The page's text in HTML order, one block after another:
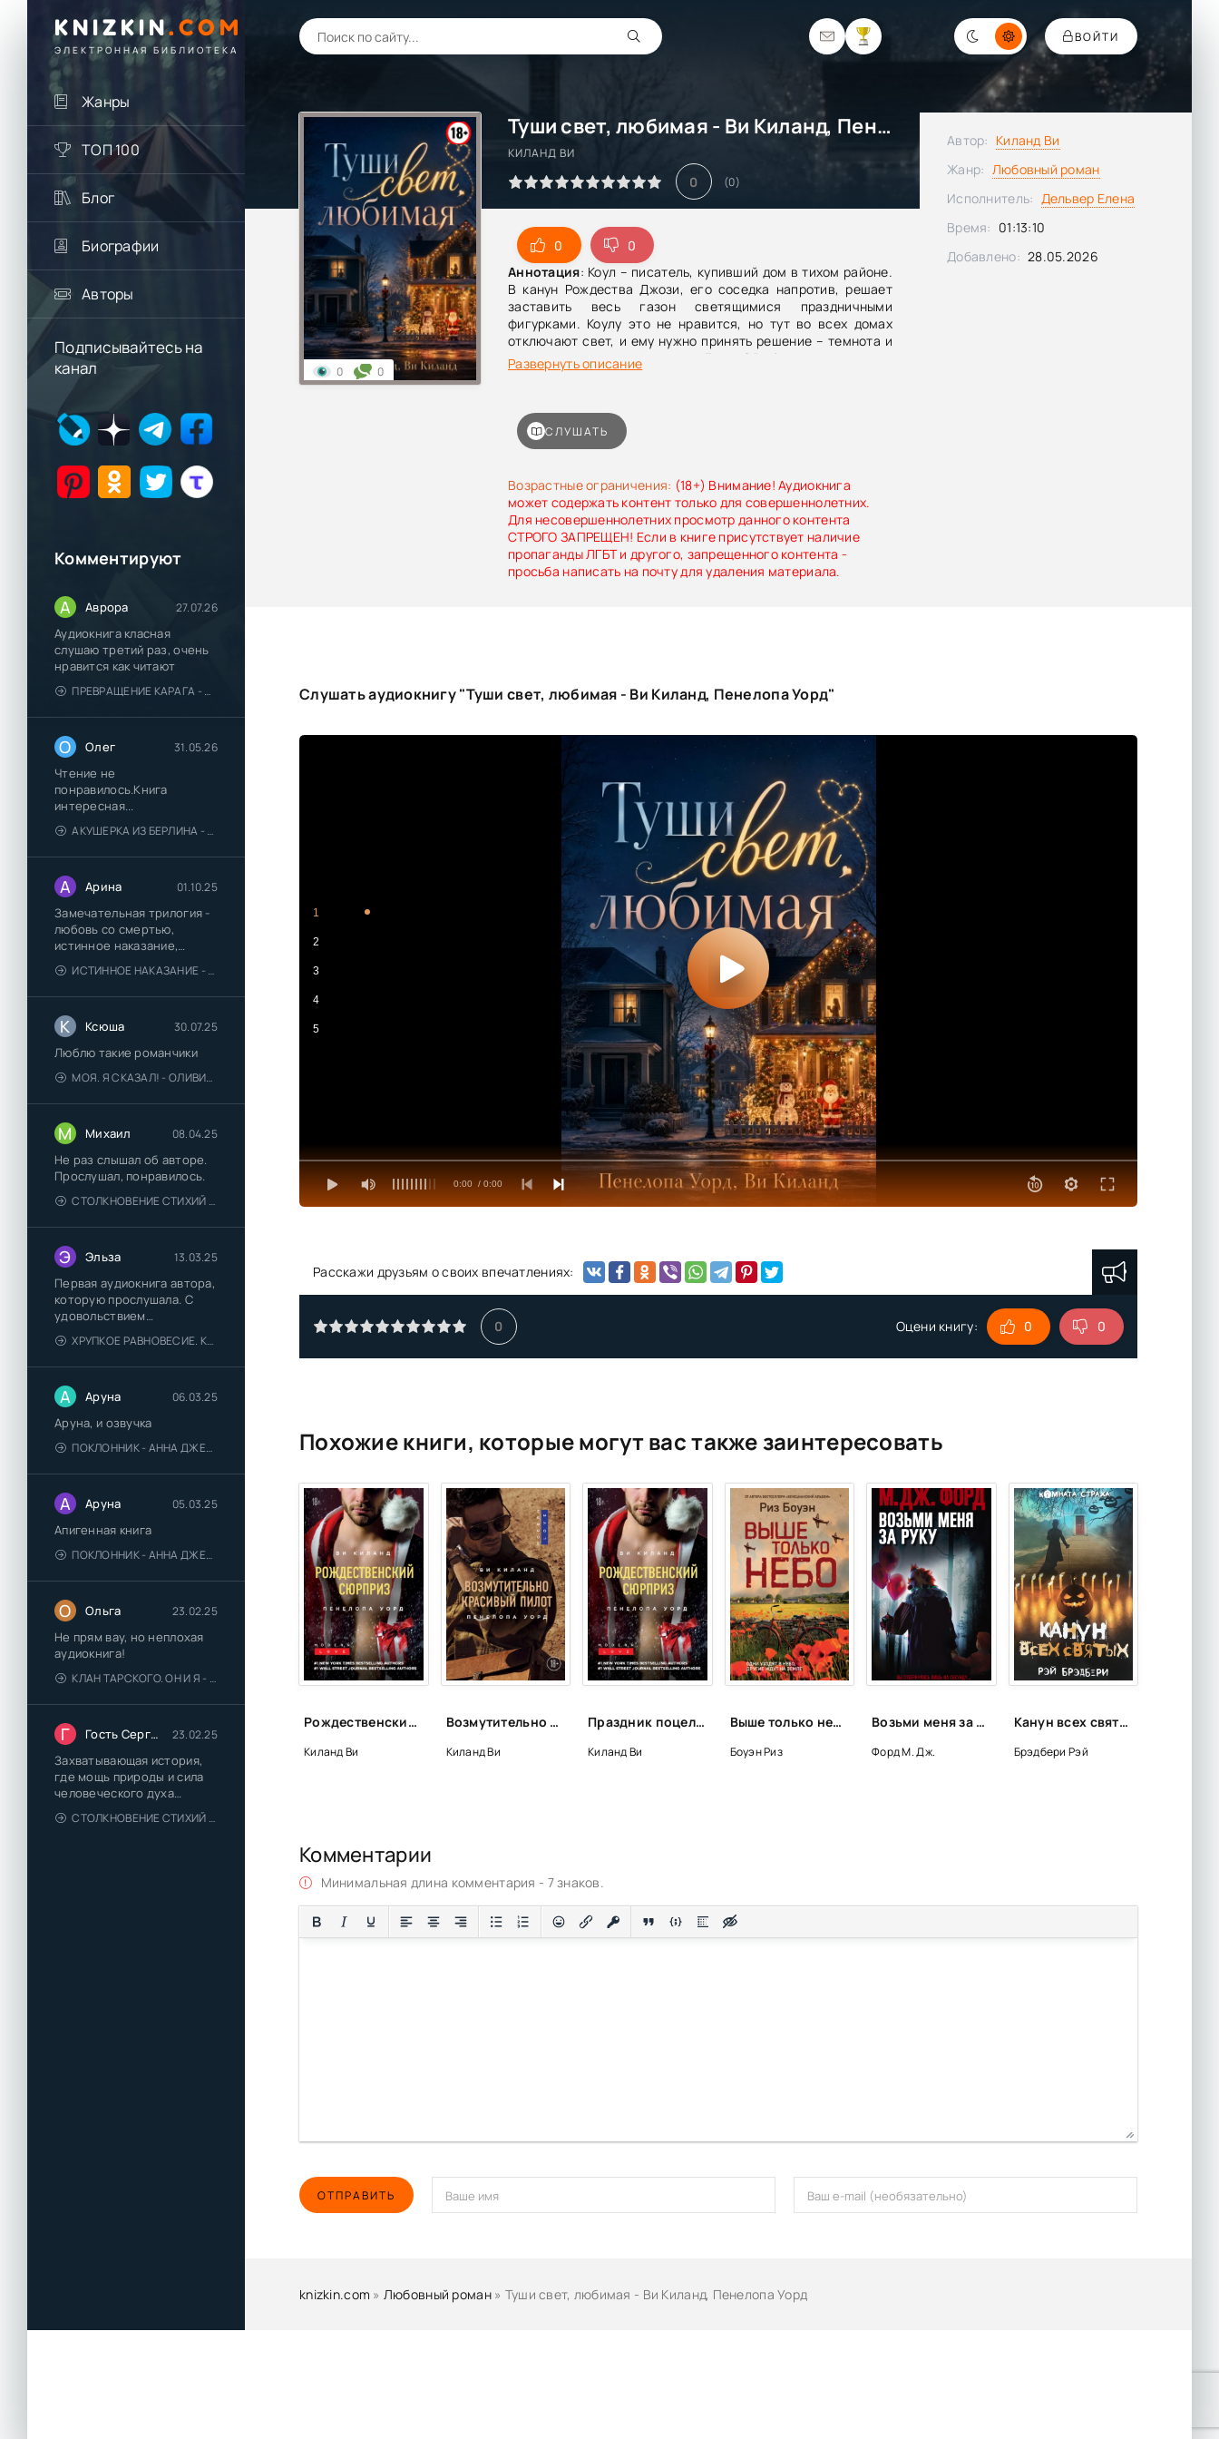
KNIZKIN. COM
ЭЛЕКТРОННАЯ БИБЛИОТЕКА
ВОЙТИ
Жанры
ТОП 100
Блог
Биографии
Авторы
Подписывайтесь на
канал
Комментируют
А Аврора 27.07.26
Аудиокнига класная
слушаю третий раз, очень
нравится как читают
ПРЕВРАЩЕНИЕ КАРАГА - КАТЯ БРАНДИС
О Олег 31.05.26
Чтение не
понравилось.Книга
интересная...
АКУШЕРКА ИЗ БЕРЛИНА - АННА СТЮАРТ
А Арина 01.10.25
Замечательная трилогия -
любовь со смертью,
истинное наказание,
любимая для монстра -
понравились
ИСТИННОЕ НАКАЗАНИЕ - ОЛЬГА ГУСЕЙНОВА
К Ксюша 30.07.25
Люблю такие романчики
МОЯ. Я СКАЗАЛ! - ОЛИВИЯ ЛЕЙК
М Михаил 08.04.25
Не раз слышал об авторе.
Прослушал, понравилось.
СТОЛКНОВЕНИЕ СТИХИЙ - ВАЛЕРИЙ ГУМИНСКИЙ
Э Эльза 13.03.25
Первая аудиокнига автора,
которую прослушала. С
удовольствием
познакомлюсь и с другими.
ХРУПКОЕ РАВНОВЕСИЕ. КНИГА 1 - АНА ШЕРРИ
А Аруна 06.03.25
Аруна, и озвучка
ПОКЛОННИК - АННА ДЖЕЙН
А Аруна 05.03.25
Апигенная книга
ПОКЛОННИК - АННА ДЖЕЙН
О Ольга 23.02.25
Не прям вау, но неплохая
аудиокнига!
КЛАН ТАРСКОГО. ОН И Я - ЕЛЕНА ТОДОРОВА (1)
Г Гость Сергей 23.02.25
Захватывающая история,
где мощь природы и сила
человеческого духа
сплетаются в напряжённый
и
СТОЛКНОВЕНИЕ СТИХИЙ - ВАЛЕРИЙ ГУМИНСКИЙ
Туши свет, любимая - Ви Киланд, Пенелопа Уорд
КИЛАНД ВИ
0 (0)
0
0
Аннотация: Коул – писатель, купивший дом в тихом районе.
В канун Рождества Джози, его соседка напротив, решает
заставить весь газон светящимися праздничными
фигурками. Коулу это не нравится, но тут во всех домах
отключают свет, и ему нужно принять решение – темнота и
уединение или свет, праздник, Джози? Выбор очевиден.
Развернуть описание
Возрастные ограничения: (18+) Внимание! Аудиокнига
может содержать контент только для совершеннолетних.
Для несовершеннолетних просмотр данного контента
СТРОГО ЗАПРЕЩЕН! Если в книге присутствует наличие
пропаганды ЛГБТ и другого, запрещенного контента -
просьба написать на почту для удаления материала.
0 0
СЛУШАТЬ
Автор: Киланд Ви
Жанр: Любовный роман
Исполнитель: Дельвер Елена
Время: 01:13:10
Добавлено: 28.05.2026
Слушать аудиокнигу "Туши свет, любимая - Ви Киланд, Пенелопа Уорд"
0:00 / 0:00
1
2
3
4
5
Расскажи друзьям о своих впечатлениях:
0 Оцени книгу: 0 0
Похожие книги, которые могут вас также заинтересовать
Рождественский сюрприз. Сборник - Ви Киланд, Пенелопа Уорд
Киланд Ви
Возмутительно красивый пилот - Ви Киланд, Пенелопа Уорд
Киланд Ви
Праздник поцелуев в Нью-Йорке - Ви Киланд, Пенелопа Уорд
Киланд Ви
Выше только небо - Риз Боуэн
Боуэн Риз
Возьми меня за руку - М. Дж. Форд
Форд М. Дж.
Канун всех святых (сборник) - Рэй Брэдбери
Брэдбери Рэй
Комментарии
Минимальная длина комментария - 7 знаков.
ОТПРАВИТЬ
knizkin.com » Любовный роман» Туши свет, любимая - Ви Киланд, Пенелопа Уорд